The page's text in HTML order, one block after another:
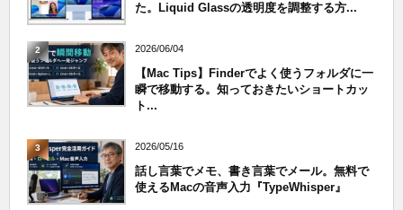
た。Liquid Glassの透明度を調整する方...
2 2026/06/04
【Mac Tips】Finderでよく使うフォルダに一
瞬で移動する。知っておきたいショートカッ
ト...
3 2026/05/16
話し言葉でメモ、書き言葉でメール。無料で
使えるMacの音声入力『TypeWhisper』